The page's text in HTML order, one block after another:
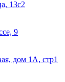
13с2
9
дом 1А, стр1